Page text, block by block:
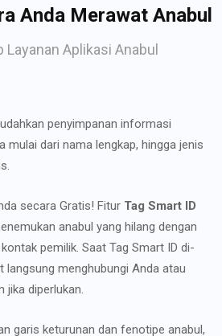
Anda Merawat Anabul
Layanan Aplikasi Anabul
penyimpanan informasi
mulai dari nama lengkap, hingga jenis
secara Gratis! Fitur Tag Smart ID
anabul yang hilang dengan
pemilik. Saat Tag Smart ID di-
langsung menghubungi Anda atau
jika diperlukan.
garis keturunan dan fenotipe anabul,